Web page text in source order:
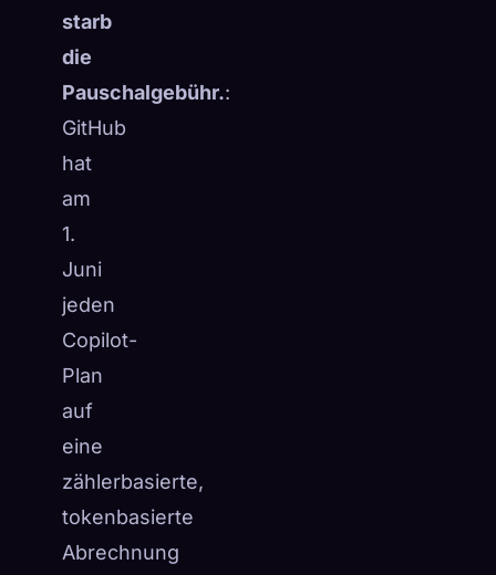
starb
die
Pauschalgebühr.:
GitHub
hat
am
1.
Juni
jeden
Copilot-
Plan
auf
eine
zählerbasierte,
tokenbasierte
Abrechnung